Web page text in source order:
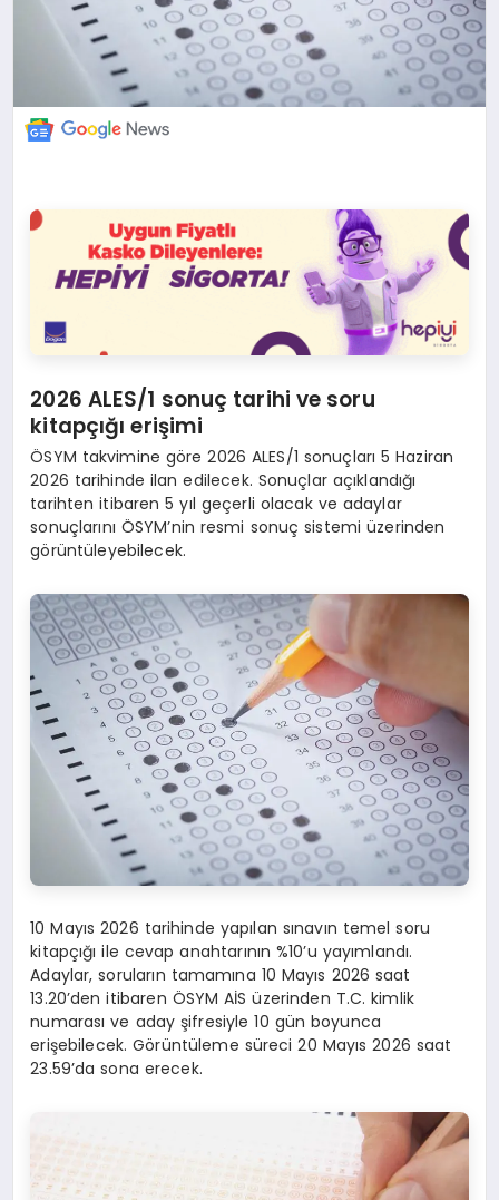
İLETIŞIM
2026 ALES/1 sonuç tarihi ve soru
kitapçığı erişimi
ÖSYM takvimine göre 2026 ALES/1 sonuçları 5 Haziran
2026 tarihinde ilan edilecek. Sonuçlar açıklandığı
tarihten itibaren 5 yıl geçerli olacak ve adaylar
sonuçlarını ÖSYM’nin resmi sonuç sistemi üzerinden
görüntüleyebilecek.
10 Mayıs 2026 tarihinde yapılan sınavın temel soru
kitapçığı ile cevap anahtarının %10’u yayımlandı.
Adaylar, soruların tamamına 10 Mayıs 2026 saat
13.20’den itibaren ÖSYM AİS üzerinden T.C. kimlik
numarası ve aday şifresiyle 10 gün boyunca
erişebilecek. Görüntüleme süreci 20 Mayıs 2026 saat
23.59’da sona erecek.